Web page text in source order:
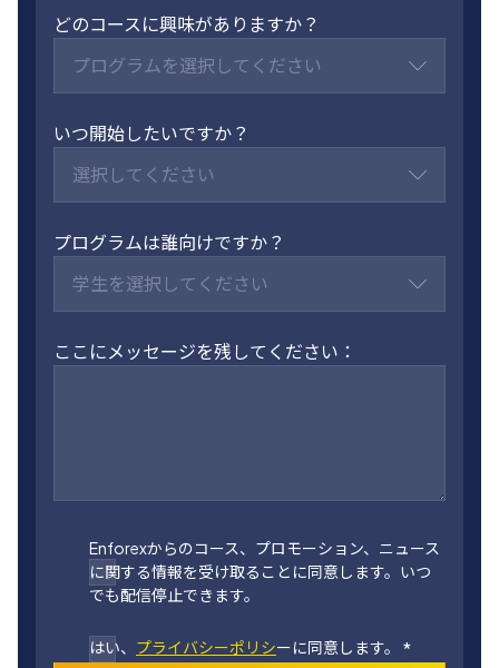
どのコースに興味がありますか？
プログラムを選択してください
いつ開始したいですか？
選択してください
プログラムは誰向けですか？
学生を選択してください
ここにメッセージを残してください：
Enforexからのコース、プロモーション、ニュース
に関する情報を受け取ることに同意します。いつ
でも配信停止できます。
はい、 プライバシーポリシーに同意します。 *